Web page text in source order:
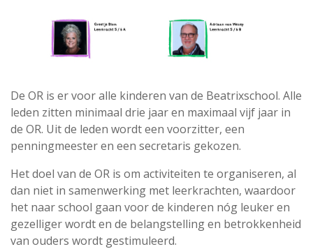
De OR is er voor alle kinderen van de Beatrixschool. Alle
leden zitten minimaal drie jaar en maximaal vijf jaar in
de OR. Uit de leden wordt een voorzitter, een
penningmeester en een secretaris gekozen.
Het doel van de OR is om activiteiten te organiseren, al
dan niet in samenwerking met leerkrachten, waardoor
het naar school gaan voor de kinderen nóg leuker en
gezelliger wordt en de belangstelling en betrokkenheid
van ouders wordt gestimuleerd.